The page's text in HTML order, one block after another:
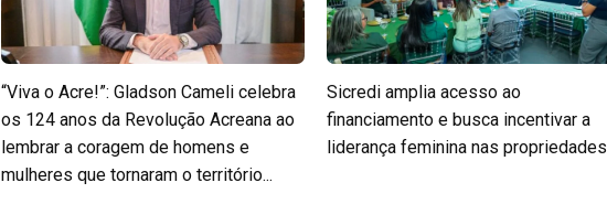
“Viva o Acre!”: Gladson Cameli celebra
os 124 anos da Revolução Acreana ao
lembrar a coragem de homens e
mulheres que tornaram o território...
Sicredi amplia acesso ao
financiamento e busca incentivar a
liderança feminina nas propriedades